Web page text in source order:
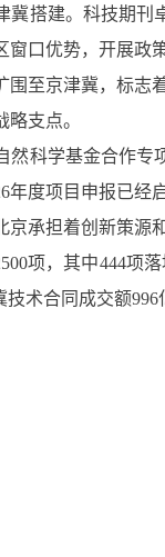
冀搭建。科技期
窗口优势，开展政
围至京津冀，标志
支点。
然科学基金合作
年度项目申报已经
京承担着创新策源
项，其中444
技术合同成交额